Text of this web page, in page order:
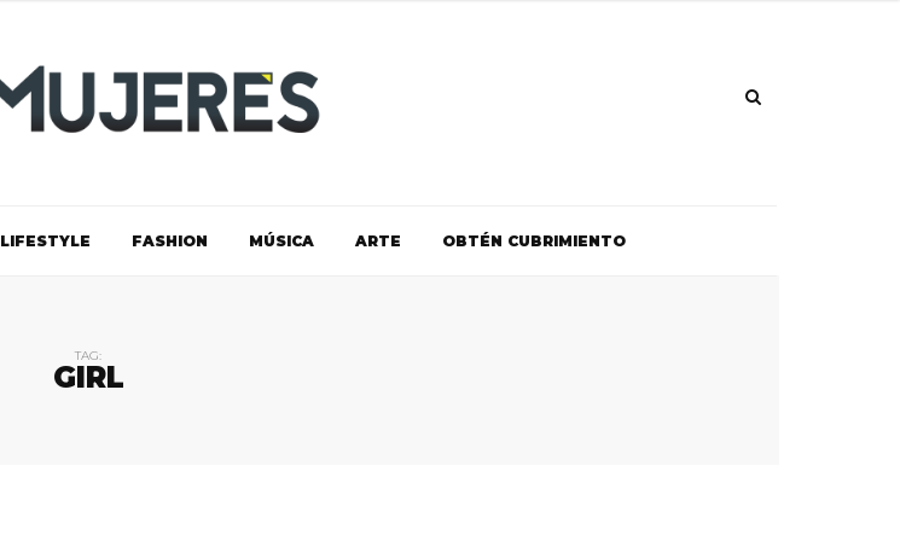
LIFESTYLE FASHION MÚSICA ARTE OBTÉN CUBRIMIENTO
TAG:
GIRL